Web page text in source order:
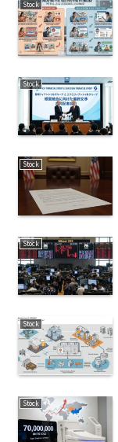
Stock
Stock
Stock
Stock
Stock
Stock